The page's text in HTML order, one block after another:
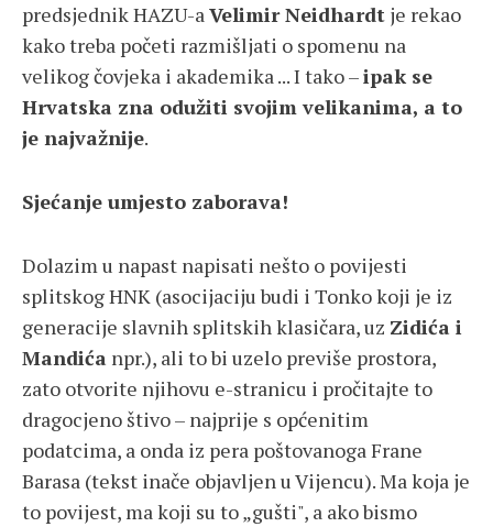
predsjednik HAZU-aVelimir Neidhardt je rekao
kako treba početi razmišljati o spomenu na
velikog čovjeka i akademika ... I tako –ipak se
Hrvatska zna odužiti svojim velikanima, a to
je najvažnije.
Sjećanje umjesto zaborava!
Dolazim u napast napisati nešto o povijesti
splitskog HNK (asocijaciju budi i Tonko koji je iz
generacije slavnih splitskih klasičara, uz Zidića i
Mandića npr.), ali to bi uzelo previše prostora,
zato otvorite njihovu e-stranicu i pročitajte to
dragocjeno štivo – najprije s općenitim
podatcima, a onda iz pera poštovanoga Frane
Barasa (tekst inače objavljen u Vijencu). Ma koja je
to povijest, ma koji su to „gušti", a ako bismo